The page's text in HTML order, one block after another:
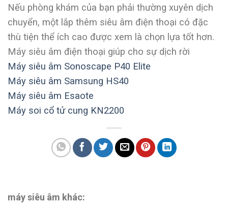
Nếu phòng khám của bạn phải thường xuyên dịch
chuyển, một lắp thêm siêu âm điện thoại có đặc
thù tiện thể ích cao được xem là chọn lựa tốt hơn.
Máy siêu âm điện thoại giúp cho sự dịch rời
Máy siêu âm Sonoscape P40 Elite
Máy siêu âm Samsung HS40
Máy siêu âm Esaote
Máy soi cổ tử cung KN2200
máy siêu âm khác: